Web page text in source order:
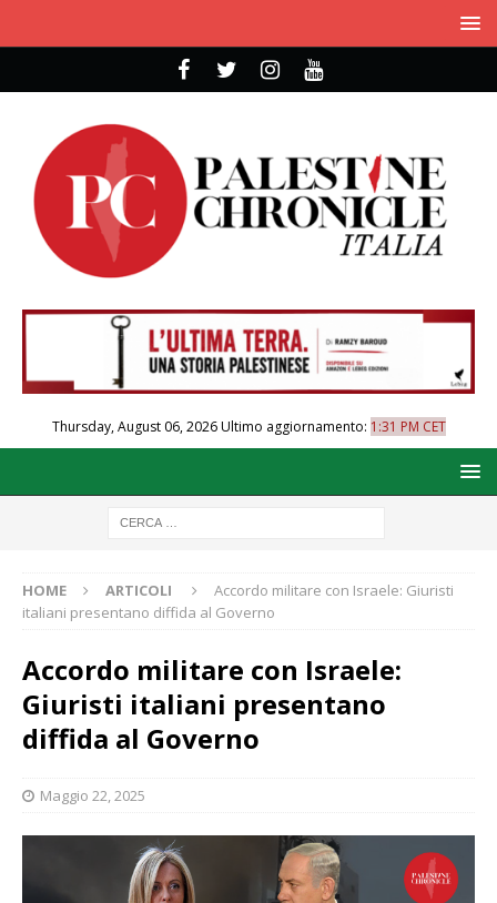
Thursday, August 06, 2026Ultimo aggiornamento: 1:31 PM CET
HOME ARTICOLI
Accordo militare con Israele: Giuristi
italiani presentano diffida al Governo
Accordo militare con Israele:
Giuristi italiani presentano
diffida al Governo
Maggio 22, 2025